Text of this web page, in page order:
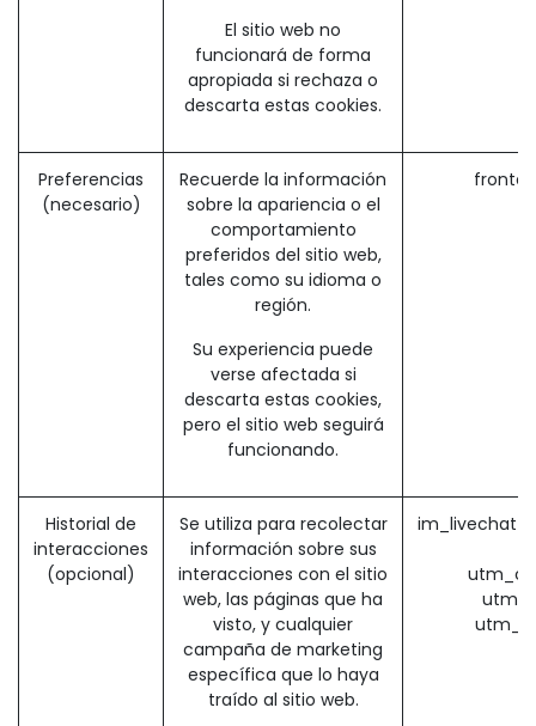
El sitio web no
funcionará de forma
apropiada si rechaza o
descarta estas cookies.
Preferencias
(necesario)
Recuerde la información
sobre la apariencia o el
comportamiento
preferidos del sitio web,
tales como su idioma o
región.
Su experiencia puede
verse afectada si
descarta estas cookies,
pero el sitio web seguirá
funcionando.
Historial de
interacciones
(opcional)
Se utiliza para recolectar
información sobre sus
interacciones con el sitio
web, las páginas que ha
visto, y cualquier
campaña de marketing
específica que lo haya
traído al sitio web.